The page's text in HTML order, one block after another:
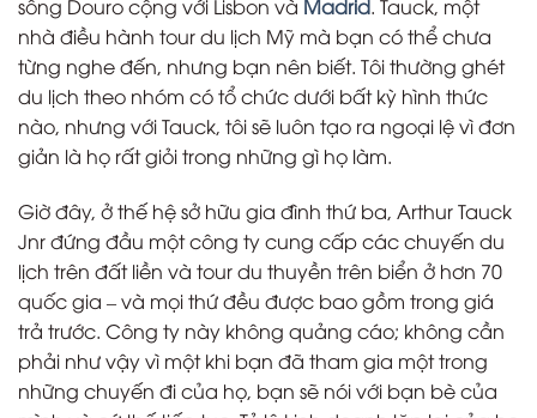
sông Douro cộng với Lisbon và Madrid. Tauck, một
nhà điều hành tour du lịch Mỹ mà bạn có thể chưa
từng nghe đến, nhưng bạn nên biết. Tôi thường ghét
du lịch theo nhóm có tổ chức dưới bất kỳ hình thức
nào, nhưng với Tauck, tôi sẽ luôn tạo ra ngoại lệ vì đơn
giản là họ rất giỏi trong những gì họ làm.
Giờ đây, ở thế hệ sở hữu gia đình thứ ba, Arthur Tauck
Jnr đứng đầu một công ty cung cấp các chuyến du
lịch trên đất liền và tour du thuyền trên biển ở hơn 70
quốc gia – và mọi thứ đều được bao gồm trong giá
trả trước. Công ty này không quảng cáo; không cần
phải như vậy vì một khi bạn đã tham gia một trong
những chuyến đi của họ, bạn sẽ nói với bạn bè của